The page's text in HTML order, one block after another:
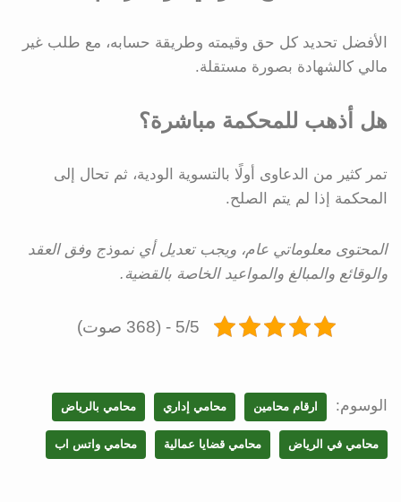
الأفضل تحديد كل حق وقيمته وطريقة حسابه، مع طلب غير
مالي كالشهادة بصورة مستقلة.
هل أذهب للمحكمة مباشرة؟
تمر كثير من الدعاوى أولًا بالتسوية الودية، ثم تحال إلى
المحكمة إذا لم يتم الصلح.
المحتوى معلوماتي عام، ويجب تعديل أي نموذج وفق العقد
والوقائع والمبالغ والمواعيد الخاصة بالقضية.
5/5 - (368 صوت)
الوسوم: ارقام محامين محامي إداري محامي بالرياض
محامي في الرياض محامي قضايا عمالية محامي واتس اب